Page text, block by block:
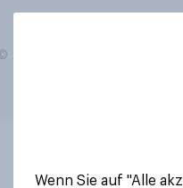
2026 YouGov PLC. Alle
Wenn Sie auf "Alle